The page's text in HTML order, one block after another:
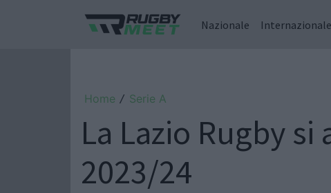
Nazionale Internazionale
Home / Serie A
La Lazio Rugby
2023/24